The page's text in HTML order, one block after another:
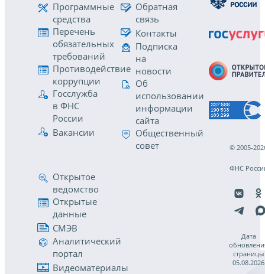
Программные
средства
Перечень
обязательных
требований
Противодействие
коррупции
Госслужба
в ФНС
России
Вакансии
Обратная
связь
Контакты
Подписка
на
новости
Об
использовании
информации
сайта
Общественный
совет
Открытое
ведомство
Открытые
данные
СМЭВ
Аналитический
портал
Видеоматериалы
© 2005-
ФНС
Дата
страницы
05.08.2026